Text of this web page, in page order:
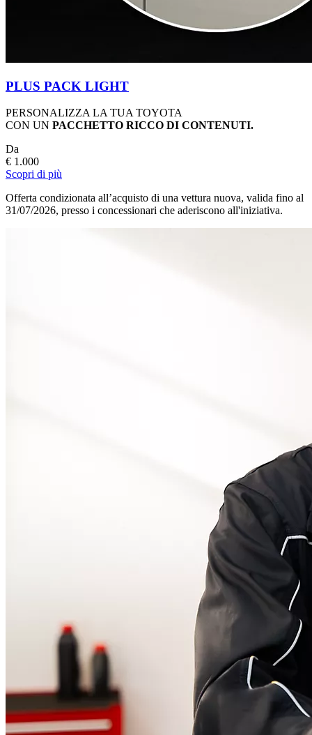
PLUS PACK LIGHT
PERSONALIZZA LA TUA TOYOTA
CON UN PACCHETTO RICCO DI CONTENUTI.
Da
€ 1.000
Scopri di più
Offerta condizionata all’acquisto di una vettura nuova, valida fino al
31/07/2026, presso i concessionari che aderiscono all'iniziativa.